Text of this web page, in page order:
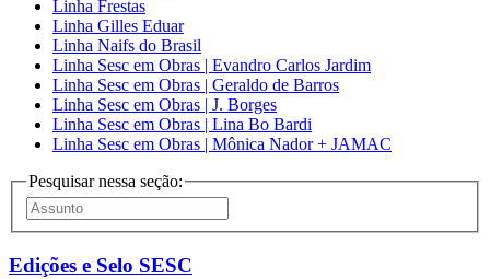
Linha Frestas
Linha Gilles Eduar
Linha Naifs do Brasil
Linha Sesc em Obras | Evandro Carlos Jardim
Linha Sesc em Obras | Geraldo de Barros
Linha Sesc em Obras | J. Borges
Linha Sesc em Obras | Lina Bo Bardi
Linha Sesc em Obras | Mônica Nador + JAMAC
Pesquisar nessa seção:
Edições e Selo SESC